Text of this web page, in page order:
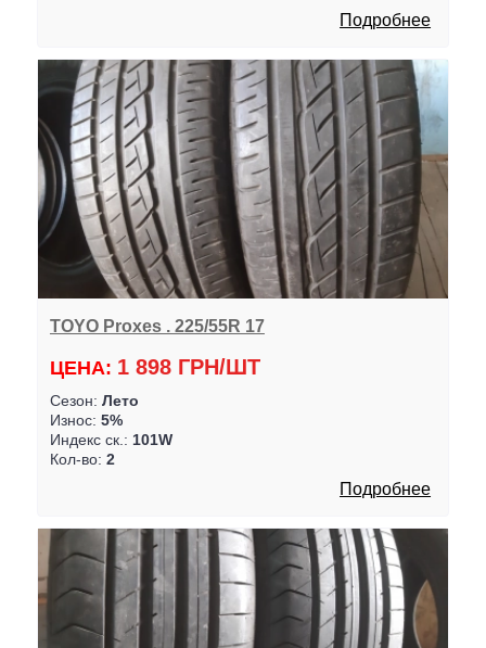
Подробнее
TOYO Proxes . 225/55R 17
ЦЕНА: 1 898 ГРН/ШТ
Сезон: Лето
Износ: 5%
Индекс ск.: 101W
Кол-во: 2
Подробнее